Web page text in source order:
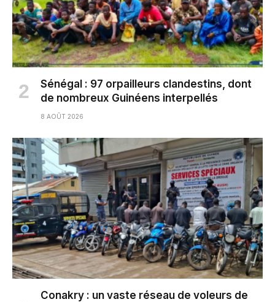
Sénégal : 97 orpailleurs clandestins, dont
de nombreux Guinéens interpellés
8 AOÛT 2026
Conakry : un vaste réseau de voleurs de